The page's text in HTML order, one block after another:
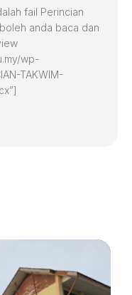
fail Perincian
anda baca dan
wp-
TAKWIM-